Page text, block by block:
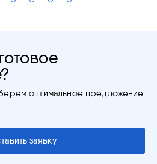
оптимальное предложение
заявку